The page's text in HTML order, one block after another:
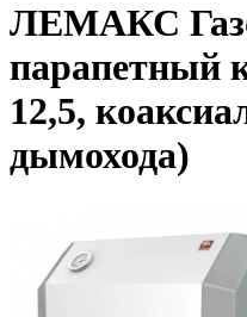
ЛЕМАКС
парапетный
12,5,
дымохода)